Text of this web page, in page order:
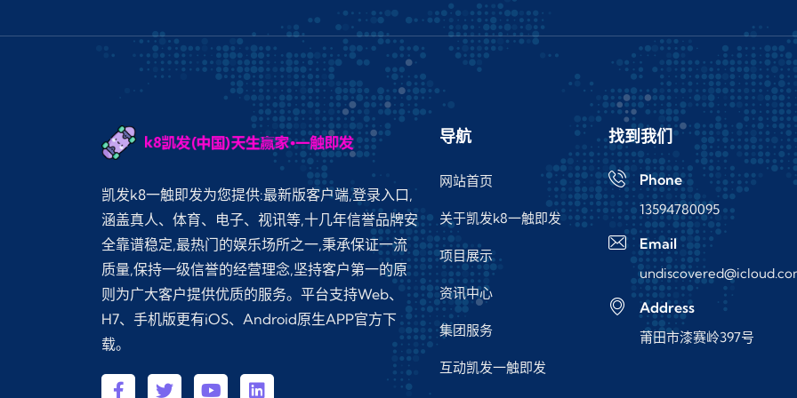
凯发k8一触即发为您提供:最新版客户端,登录入口,
涵盖真人、体育、电子、视讯等,十几年信誉品牌安
全靠谱稳定,最热门的娱乐场所之一,秉承保证一流
质量,保持一级信誉的经营理念,坚持客户第一的原
则为广大客户提供优质的服务。平台支持Web、
H7、手机版更有iOS、Android原生APP官方下
载。
导航
网站首页
关于凯发k8一触即发
项目展示
资讯中心
集团服务
互动凯发一触即发
找到我们
Phone
13594780095
Email
Address
莆田市漆赛岭397号